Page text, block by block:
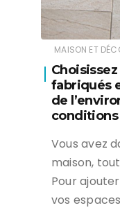
MAISON ET
fabriqués
de
conditions
Vous avez
maison,
Pour
vos